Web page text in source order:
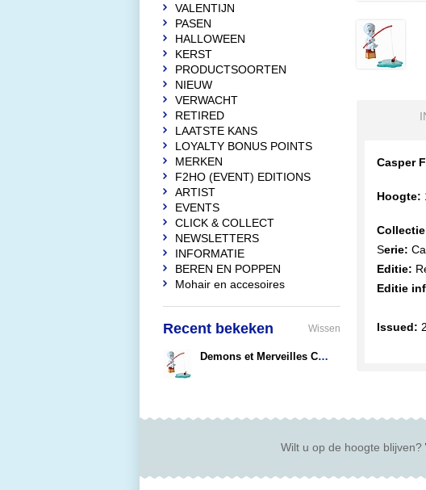
Casper
Hoogte:
Serie:
Editie:
Editie
Issued:
VALENTIJN
PASEN
HALLOWEEN
KERST
PRODUCTSOORTEN
NIEUW
VERWACHT
RETIRED
LAATSTE KANS
LOYALTY BONUS POINTS
MERKEN
F2HO (EVENT) EDITIONS
ARTIST
EVENTS
CLICK & COLLECT
NEWSLETTERS
INFORMATIE
BEREN EN POPPEN
Mohair en accesoires
Recent bekeken Wissen
Demons et Merveilles Casper Fishing
Wilt u op de hoogte blijven?